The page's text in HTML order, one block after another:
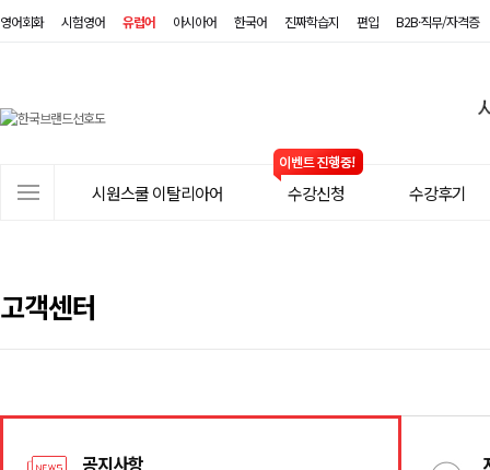
영어회화 시험영어 유럽어 아시아어 한국어 진짜학습지 편입 B2B·직무/자격증
원
쿨
뉴
시원스쿨 이탈리아어 수강신청 수강후기
고객센터
공지사항